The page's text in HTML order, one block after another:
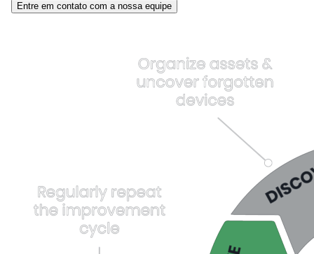
Entre em contato com a nossa equipe